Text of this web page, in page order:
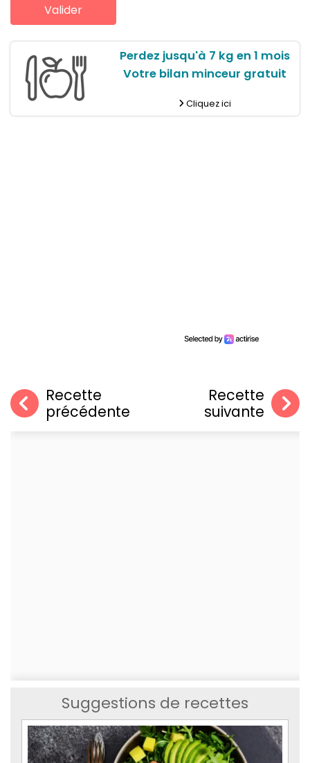
Perdez jusqu'à 7 kg en 1 mois
Votre bilan minceur gratuit
Cliquez ici
Recette
précédente
Recette
suivante
Suggestions de recettes